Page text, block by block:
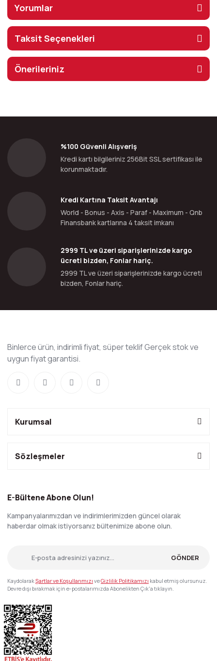
Yorumlar
Taksit Seçenekleri
Önerileriniz
%100 Güvenli Alışveriş
Kredi kartı bilgileriniz 256Bit SSL sertifikası ile
korunmaktadır.
Kredi Kartına Taksit Avantajı
World - Bonus - Axis - Paraf - Maximum - Qnb
Finansbank kartlarına 4 taksit imkanı
2999 TL ve üzeri siparişlerinizde kargo
ücreti bizden, Fonlar hariç.
2999 TL ve üzeri siparişlerinizde kargo ücreti
bizden, Fonlar hariç.
Binlerce ürün, indirimli fiyat, süper teklif Gerçek stok ve
uygun fiyat garantisi.
Kurumsal
Sözleşmeler
E-Bültene Abone Olun!
Kampanyalarımızdan ve indirimlerimizden güncel olarak
haberdar olmak istiyorsanız bültenimize abone olun.
GÖNDER
KaydolarakŞartlar ve Koşullarımızı veGizlilik Politikamızı kabul etmiş olursunuz.
Devre dışı bırakmak için e-postalarımızda Abonelikten Çık'a tıklayın.